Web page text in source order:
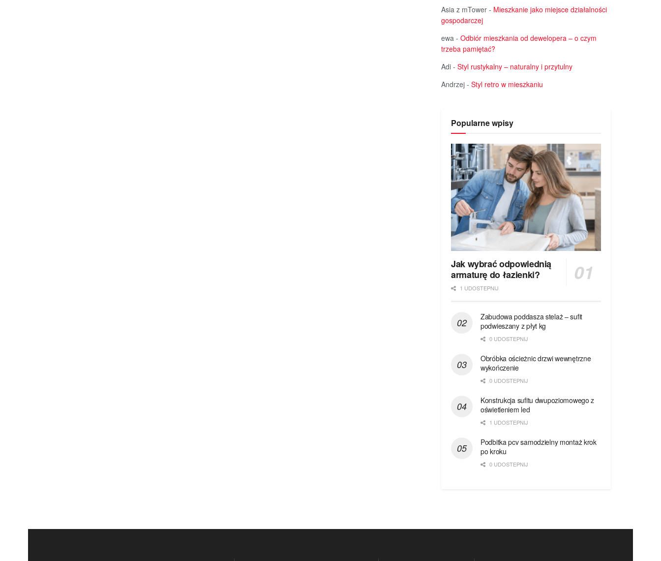
Asia z mTower - Mieszkanie jako miejsce działalności
gospodarczej
ewa - Odbiór mieszkania od dewelopera – o czym
trzeba pamiętać?
Adi - Styl rustykalny – naturalny i przytulny
Andrzej - Styl retro w mieszkaniu
Popularne wpisy
Jak wybrać odpowiednią
armaturę do łazienki?
1 UDOSTEPNIJ
Zabudowa poddasza stelaż – sufit
podwieszany z płyt kg
0 UDOSTEPNIJ
Obróbka ościeżnic drzwi wewnętrzne
wykończenie
0 UDOSTEPNIJ
Konstrukcja sufitu dwupoziomowego z
oświetleniem led
1 UDOSTEPNIJ
Podbitka pcv samodzielny montaż krok
po kroku
0 UDOSTEPNIJ